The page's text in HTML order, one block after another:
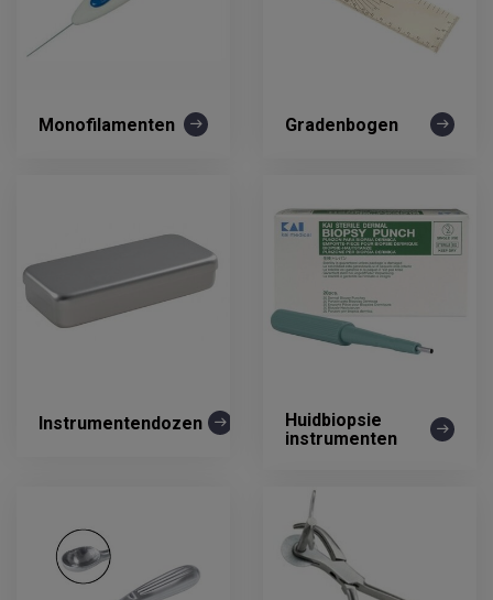
Monofilamenten Gradenbogen
Instrumentendozen
Huidbiopsie
instrumenten